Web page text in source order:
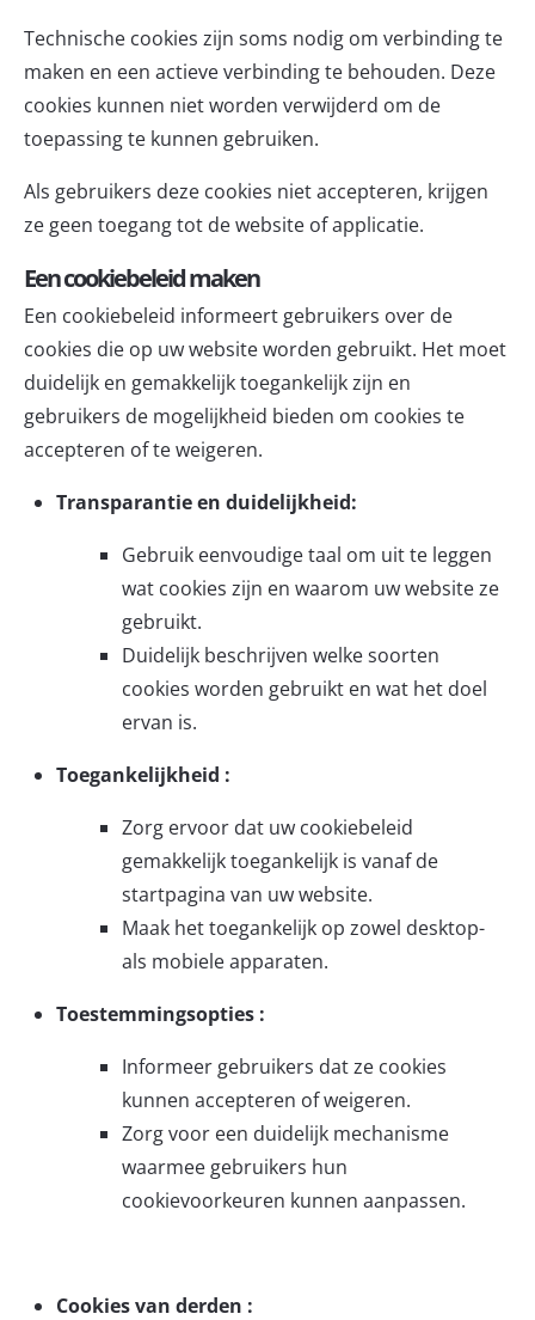
Technische cookies zijn soms nodig om verbinding te
maken en een actieve verbinding te behouden. Deze
cookies kunnen niet worden verwijderd om de
toepassing te kunnen gebruiken.
Als gebruikers deze cookies niet accepteren, krijgen
ze geen toegang tot de website of applicatie.
Een cookiebeleid maken
Een cookiebeleid informeert gebruikers over de
cookies die op uw website worden gebruikt. Het moet
duidelijk en gemakkelijk toegankelijk zijn en
gebruikers de mogelijkheid bieden om cookies te
accepteren of te weigeren.
Transparantie en duidelijkheid:
Gebruik eenvoudige taal om uit te leggen
wat cookies zijn en waarom uw website ze
gebruikt.
Duidelijk beschrijven welke soorten
cookies worden gebruikt en wat het doel
ervan is.
Toegankelijkheid :
Zorg ervoor dat uw cookiebeleid
gemakkelijk toegankelijk is vanaf de
startpagina van uw website.
Maak het toegankelijk op zowel desktop-
als mobiele apparaten.
Toestemmingsopties :
Informeer gebruikers dat ze cookies
kunnen accepteren of weigeren.
Zorg voor een duidelijk mechanisme
waarmee gebruikers hun
cookievoorkeuren kunnen aanpassen.
Cookies van derden :